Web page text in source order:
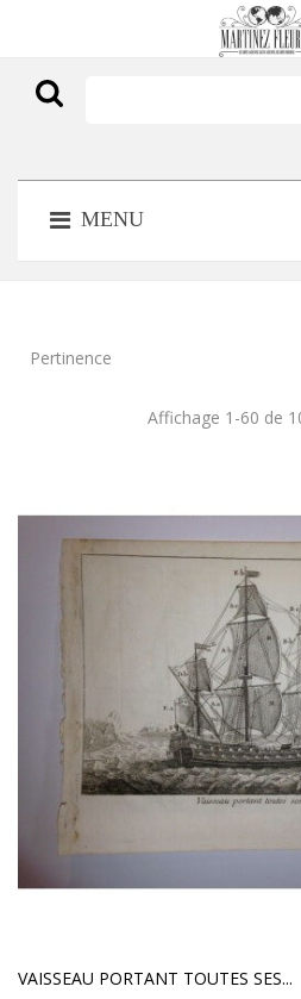
MENU
Pertinence
Affichage 1-60 de
VAISSEAU PORTANT TOUTES SES...